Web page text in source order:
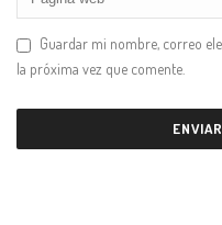
Guardar mi nombre, correo
la próxima vez que comente.